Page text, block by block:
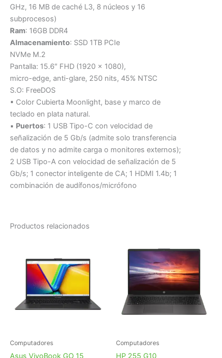
GHz, 16 MB de caché L3, 8 núcleos y 16
subprocesos)
Ram: 16GB DDR4
Almacenamiento: SSD 1TB PCIe
NVMe M.2
Pantalla: 15.6″ FHD (1920 x 1080),
micro-edge, anti-glare, 250 nits, 45% NTSC
S.O: FreeDOS
▪ Color Cubierta Moonlight, base y marco de
teclado en plata natural.
▪ Puertos: 1 USB Tipo-C con velocidad de
señalización de 5 Gb/s (admite solo transferencia
de datos y no admite carga o monitores externos);
2 USB Tipo-A con velocidad de señalización de 5
Gb/s; 1 conector inteligente de CA; 1 HDMI 1.4b; 1
combinación de audífonos/micrófono
Productos relacionados
Computadores
Asus VivoBook GO 15
Computadores
HP 255 G10